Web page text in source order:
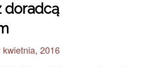
doradcą
kwietnia, 2016